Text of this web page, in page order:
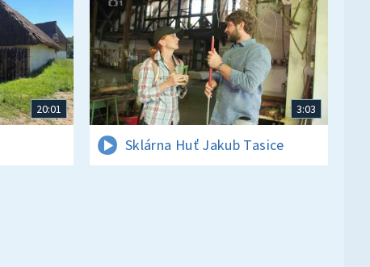
20:01 3:03
Sklárna Huť Jakub Tasice